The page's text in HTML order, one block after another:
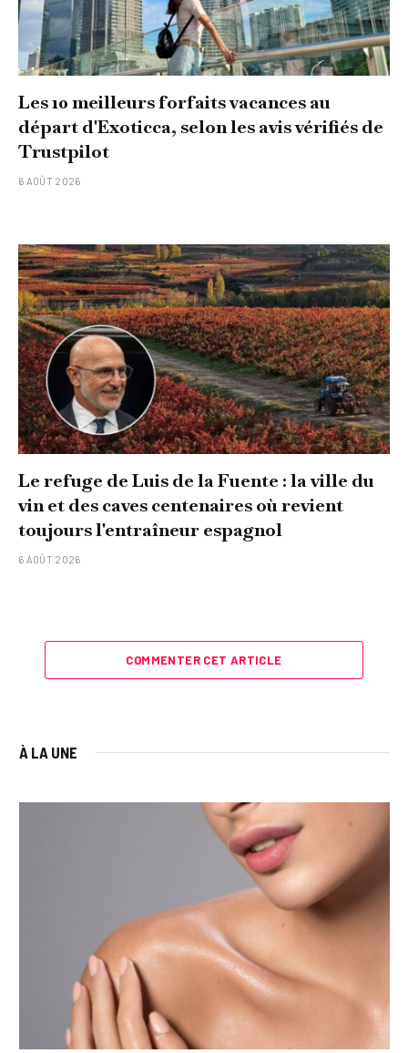
Les 10 meilleurs forfaits vacances au
départ d'Exoticca, selon les avis vérifiés de
Trustpilot
6 AOÛT 2026
Le refuge de Luis de la Fuente : la ville du
vin et des caves centenaires où revient
toujours l'entraîneur espagnol
6 AOÛT 2026
COMMENTER CET ARTICLE
À LA UNE